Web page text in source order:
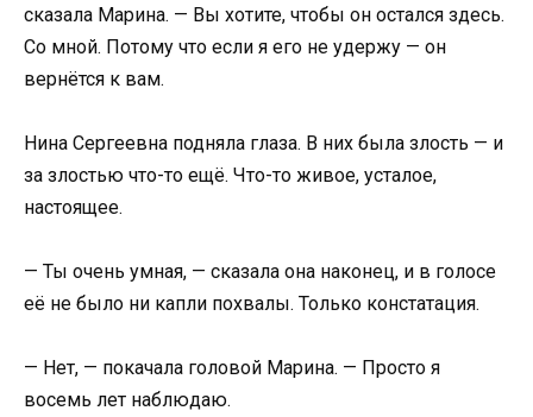
сказала Марина. — Вы хотите, чтобы он остался здесь.
Со мной. Потому что если я его не удержу — он
вернётся к вам.
Нина Сергеевна подняла глаза. В них была злость — и
за злостью что-то ещё. Что-то живое, усталое,
настоящее.
— Ты очень умная, — сказала она наконец, и в голосе
её не было ни капли похвалы. Только констатация.
— Нет, — покачала головой Марина. — Просто я
восемь лет наблюдаю.